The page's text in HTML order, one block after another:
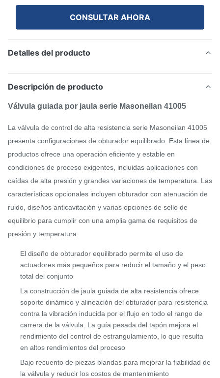
CONSULTAR AHORA
Detalles del producto
Descripción de producto
Válvula guiada por jaula serie Masoneilan 41005
La válvula de control de alta resistencia serie Masoneilan 41005
presenta configuraciones de obturador equilibrado. Esta línea de
productos ofrece una operación eficiente y estable en
condiciones de proceso exigentes, incluidas aplicaciones con
caídas de alta presión y grandes variaciones de temperatura. Las
características opcionales incluyen obturador con atenuación de
ruido, diseños anticavitación y varias opciones de sello de
equilibrio para cumplir con una amplia gama de requisitos de
presión y temperatura.
El diseño de obturador equilibrado permite el uso de
actuadores más pequeños para reducir el tamaño y el peso
total del conjunto
La construcción de jaula guiada de alta resistencia ofrece
soporte dinámico y alineación del obturador para resistencia
contra la vibración inducida por el flujo en todo el rango de
carrera de la válvula. La guía pesada del tapón mejora el
rendimiento del control de estrangulamiento, lo que resulta
en altos rendimientos del proceso
Bajo recuento de piezas blandas para mejorar la fiabilidad de
la válvula y reducir los costos de mantenimiento